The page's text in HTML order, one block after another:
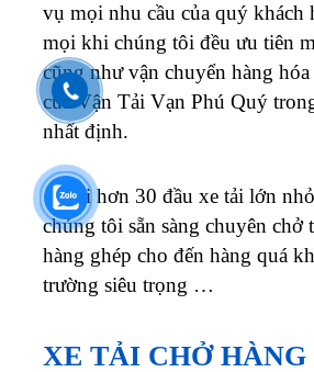
vụ mọi nhu cầu của quý khách
mọi khi chúng tôi đều ưu tiên
cũng như vận chuyển hàng
của Vận Tải Vạn Phú Quý
nhất định.
Với hơn 30 đầu xe tải lớn
chúng tôi sẵn sàng chuyên chở
hàng ghép cho đến hàng quá
trường siêu trọng …
XE TẢI CHỞ